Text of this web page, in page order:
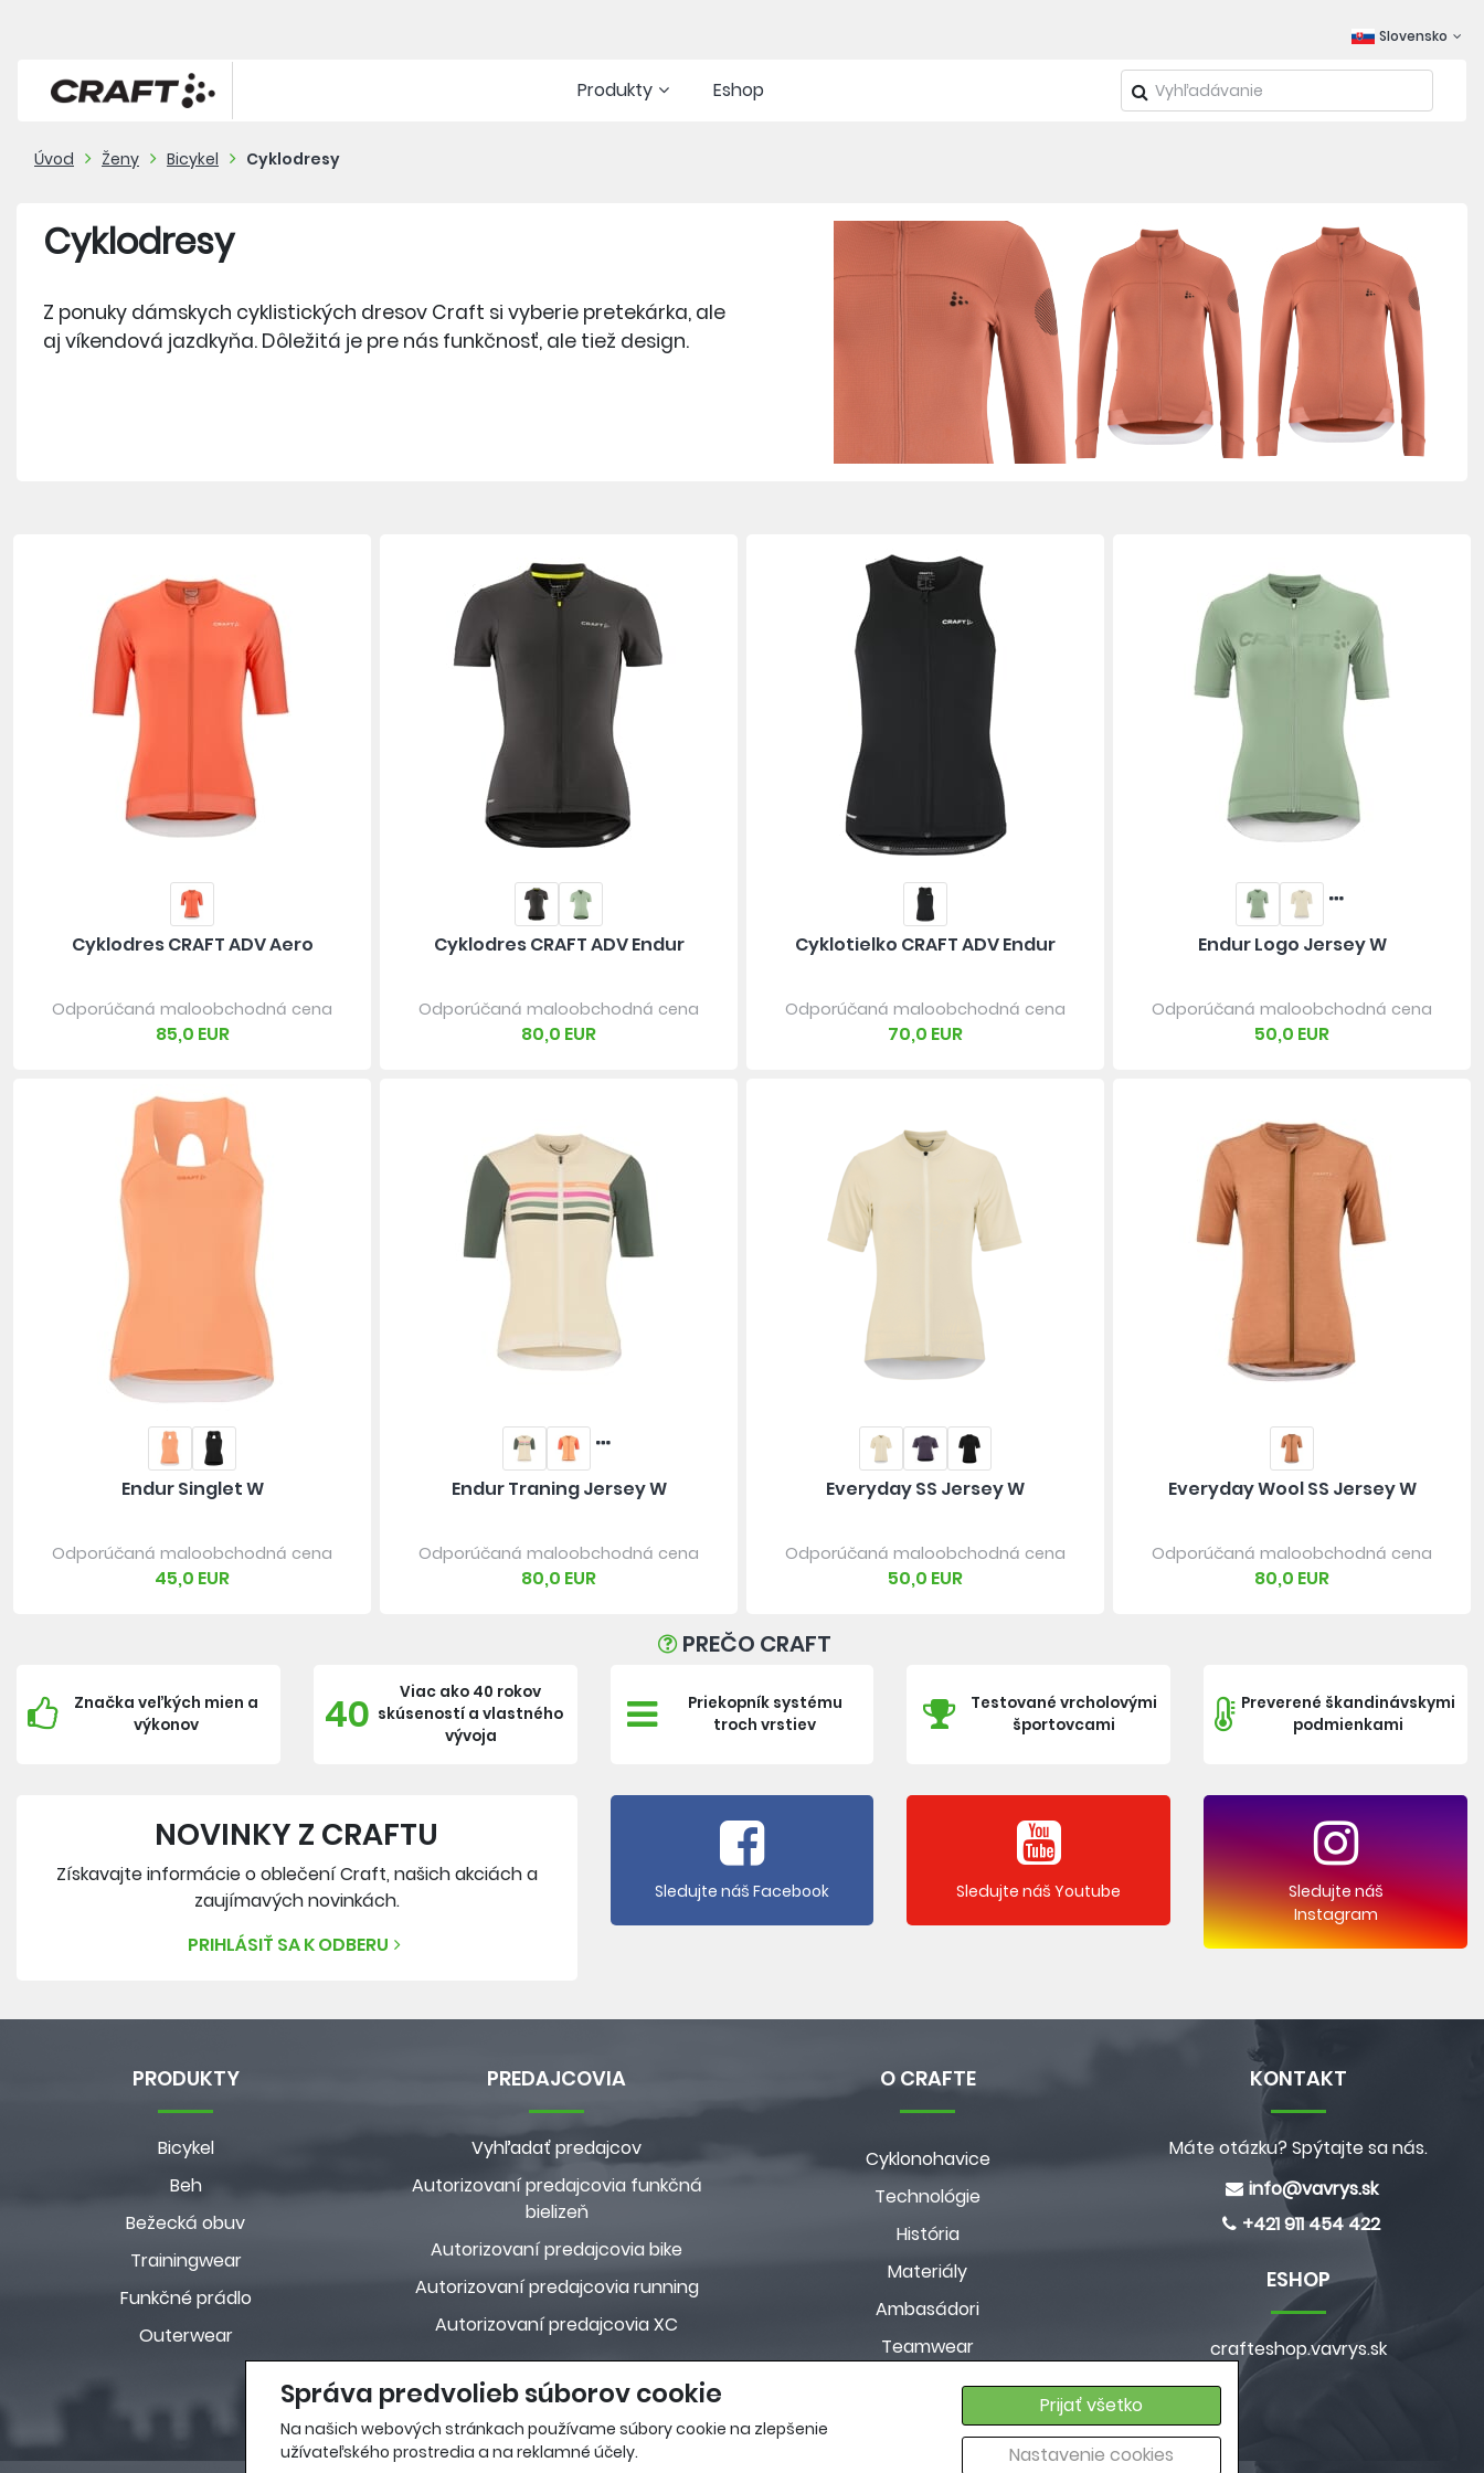
Správa predvolieb súborov cookie
Na našich webových stránkach používame súbory cookie na zlepšenie
užívateľského prostredia a na reklamné účely.
Prijať všetko
Nastavenie cookies
Slovensko
Produkty Eshop
Úvod Ženy Bicykel Cyklodresy
Cyklodresy
Z ponuky dámskych cyklistických dresov Craft si vyberie pretekárka, ale
aj víkendová jazdkyňa. Dôležitá je pre nás funkčnosť, ale tiež design.
Cyklodres CRAFT ADV Aero
Odporúčaná maloobchodná cena
85,0 EUR
Cyklodres CRAFT ADV Endur
Odporúčaná maloobchodná cena
80,0 EUR
Cyklotielko CRAFT ADV Endur
Odporúčaná maloobchodná cena
70,0 EUR
Endur Logo Jersey W
Odporúčaná maloobchodná cena
50,0 EUR
Endur Singlet W
Odporúčaná maloobchodná cena
45,0 EUR
Endur Traning Jersey W
Odporúčaná maloobchodná cena
80,0 EUR
Everyday SS Jersey W
Odporúčaná maloobchodná cena
50,0 EUR
Everyday Wool SS Jersey W
Odporúčaná maloobchodná cena
80,0 EUR
PREČO CRAFT
Značka veľkých mien a
výkonov
40
Viac ako 40 rokov
skúseností a vlastného
vývoja
Priekopník systému
troch vrstiev
Testované vrcholovými
športovcami
Preverené škandinávskymi
podmienkami
NOVINKY Z CRAFTU
Získavajte informácie o oblečení Craft, našich akciách a
zaujímavých novinkách.
PRIHLÁSIŤ SA K ODBERU
Sledujte náš Facebook Sledujte náš Youtube
Sledujte náš
Instagram
PRODUKTY
Bicykel
Beh
Bežecká obuv
Trainingwear
Funkčné prádlo
Outerwear
PREDAJCOVIA
Vyhľadať predajcov
Autorizovaní predajcovia funkčná
bielizeň
Autorizovaní predajcovia bike
Autorizovaní predajcovia running
Autorizovaní predajcovia XC
O CRAFTE
Cyklonohavice
Technológie
História
Materiály
Ambasádori
Teamwear
Custom kolekcia
Pravidlá ochrany osobných údajov
KONTAKT
Máte otázku? Spýtajte sa nás.
info@vavrys.sk
+421 911 454 422
ESHOP
crafteshop.vavrys.sk